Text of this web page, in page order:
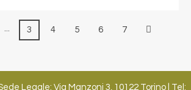
... 3 4 5 6 7
Legale: Via Manzoni 3, 10122 Torino | Tel: